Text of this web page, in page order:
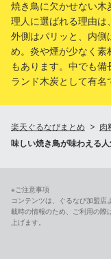
焼き鳥に欠かせない木
理人に選ばれる理由は
外側はパリッと、内側
め。炎や煙が少なく素
もあります。中でも
ランド木炭として有名
楽天ぐるなびまとめ 肉
味しい焼き鳥が味わえる
※ご注意事項
コンテンツは、ぐるなび加盟店
載時の情報のため、ご利用の際
上げます。